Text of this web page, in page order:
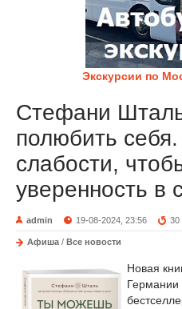
Экскурсии по
Стефани
полюбить
слабости,
уверенность в
admin 19-08-2024, 23:56 30
Афиша / Все новости
Новая
Германии